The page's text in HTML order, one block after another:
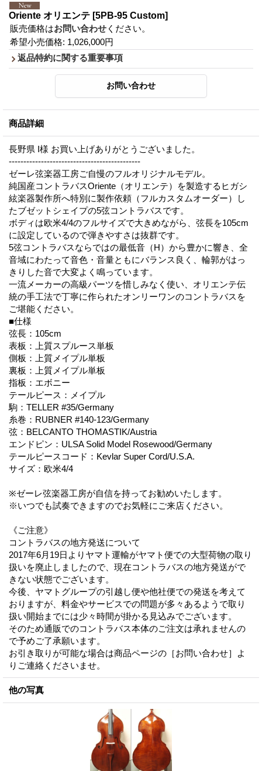
Oriente オリエンテ [5PB-95 Custom]
販売価格はお問い合わせ ください。
希望小売価格: 1,026,000円
返品特約に関する重要事項
商品詳細
長野県 I様 お買い上げありがとうございました。
---------------------------------------------
ゼーレ弦楽器工房ご自慢のフルオリジナルモデル。
純国産コントラバスOriente（オリエンテ）を製造するヒガシ
絃楽器製作所へ特別に製作依頼（フルカスタムオーダー）し
たブゼットシェイプの5弦コントラバスです。
ボディは欧米4/4のフルサイズで大きめながら、弦長を105cm
に設定しているので弾きやすさは抜群です。
5弦コントラバスならではの最低音（H）から豊かに響き、全
音域にわたって音色・音量ともにバランス良く、輪郭がはっ
きりした音で大変よく鳴っています。
一流メーカーの高級パーツを惜しみなく使い、オリエンテ伝
統の手工法で丁寧に作られたオンリーワンのコントラバスを
ご堪能ください。
■仕様
弦長：105cm
表板：上質スプルース単板
側板：上質メイプル単板
裏板：上質メイプル単板
指板：エボニー
テールピース：メイプル
駒：TELLER #35/Germany
糸巻：RUBNER #140-123/Germany
弦：BELCANTO THOMASTIK/Austria
エンドピン：ULSA Solid Model Rosewood/Germany
テールピースコード：Kevlar Super Cord/U.S.A.
サイズ：欧米4/4
※ゼーレ弦楽器工房が自信を持ってお勧めいたします。
※いつでも試奏できますのでお気軽にご来店ください。
《ご注意》
コントラバスの地方発送について
2017年6月19日よりヤマト運輸がヤマト便での大型荷物の取り
扱いを廃止しましたので、現在コントラバスの地方発送がで
きない状態でございます。
今後、ヤマトグループの引越し便や他社便での発送を考えて
おりますが、料金やサービスでの問題が多々あるようで取り
扱い開始までには少々時間が掛かる見込みでございます。
そのため通販でのコントラバス本体のご注文は承れませんの
で予めご了承願います。
お引き取りが可能な場合は商品ページの［お問い合わせ］よ
りご連絡くださいませ。
他の写真